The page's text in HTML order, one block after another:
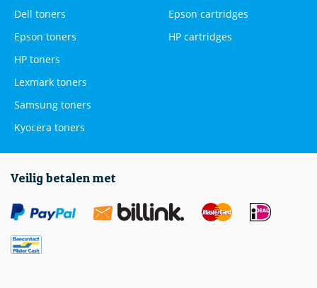
Dell toners
Epson toners
HP toners
Lexmark toners
Samsung toners
Kyocera toners
Epson cartridges
HP cartridges
Veilig betalen met